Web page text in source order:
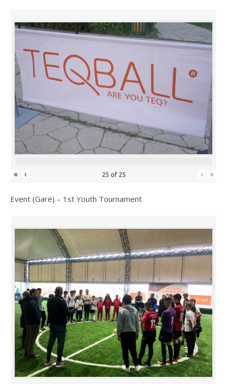
« ‹ 25of 25 › »
Event (Garë) – 1st Youth Tournament